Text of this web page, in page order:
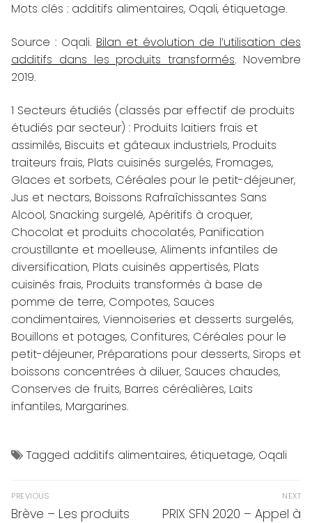
Mots clés : additifs alimentaires, Oqali, étiquetage.
Source : Oqali. Bilan et évolution de l’utilisation des
additifs dans les produits transformés. Novembre
2019.
1 Secteurs étudiés (classés par effectif de produits
étudiés par secteur) : Produits laitiers frais et
assimilés, Biscuits et gâteaux industriels, Produits
traiteurs frais, Plats cuisinés surgelés, Fromages,
Glaces et sorbets, Céréales pour le petit-déjeuner,
Jus et nectars, Boissons Rafraîchissantes Sans
Alcool, Snacking surgelé, Apéritifs à croquer,
Chocolat et produits chocolatés, Panification
croustillante et moelleuse, Aliments infantiles de
diversification, Plats cuisinés appertisés, Plats
cuisinés frais, Produits transformés à base de
pomme de terre, Compotes, Sauces
condimentaires, Viennoiseries et desserts surgelés,
Bouillons et potages, Confitures, Céréales pour le
petit-déjeuner, Préparations pour desserts, Sirops et
boissons concentrées à diluer, Sauces chaudes,
Conserves de fruits, Barres céréalières, Laits
infantiles, Margarines.
Tagged additifs alimentaires, étiquetage, Oqali
Navigation
de
PREVIOUS
Previous
Brève – Les produits
NEXT
Next
PRIX SFN 2020 – Appel à